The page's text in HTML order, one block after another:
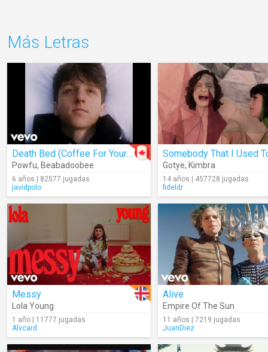
Más Letras
Death Bed (Coffee For Your Head)
Powfu, Beabadoobee
6 años | 82577 jugadas
javidpolo
Gotye, Kimbra
14 años | 457728 jugadas
fideldr
Messy
Lola Young
1 año | 11777 jugadas
Alvcard
Alive
Empire Of The Sun
11 años | 7219 jugadas
JuanDiez